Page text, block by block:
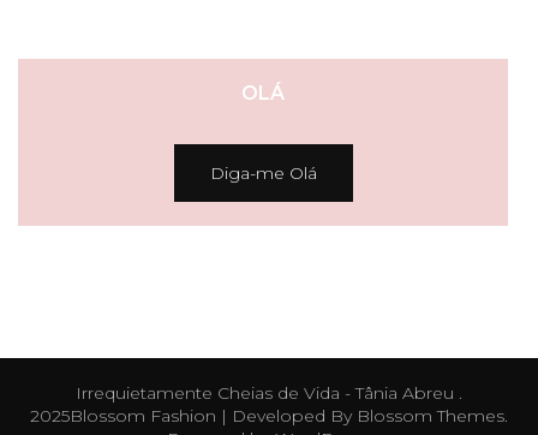
OLÁ
Diga-me Olá
Irrequietamente Cheias de Vida - Tânia Abreu .
2025Blossom Fashion | Developed By Blossom Themes.